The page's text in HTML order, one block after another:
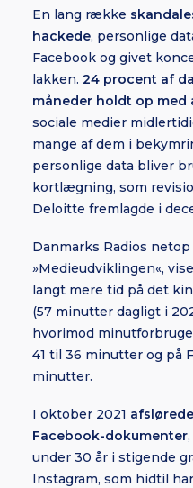
En lang række
hackede, personlige
Facebook og givet
lakken. 24 procent af
måneder holdt op med
sociale medier
mange af dem i
personlige data bliver
kortlægning, som
Deloitte fremlagde i
Danmarks Radios
»Medieudviklingen«,
langt mere tid på det
(57 minutter dagligt i
hvorimod
41 til 36 minutter og på
minutter.
I oktober 2021
Facebook-dokumenter
under 30 år i stigende
Instagram, som hidtil